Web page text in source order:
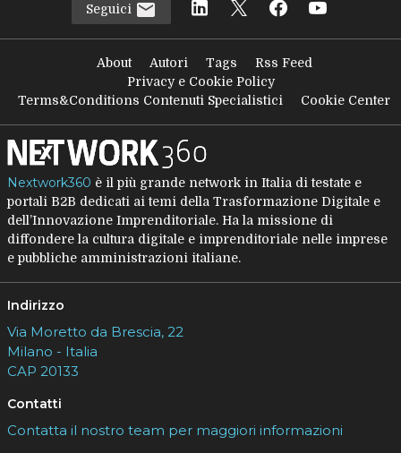
Seguici
About Autori Tags
Rss Feed
Privacy e Cookie Policy
Terms&Conditions Contenuti Specialistici
Cookie Center
Nextwork360 è il più grande network in Italia di testate e
portali B2B dedicati ai temi della Trasformazione Digitale e
dell’Innovazione Imprenditoriale. Ha la missione di
diffondere la cultura digitale e imprenditoriale nelle imprese
e pubbliche amministrazioni italiane.
Indirizzo
Via Moretto da Brescia, 22
Milano - Italia
CAP 20133
Contatti
Contatta il nostro team per maggiori informazioni